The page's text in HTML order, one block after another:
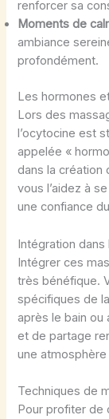
renforcer sa
Moments de
ambiance
profondément.
Les hormones
Lors des
l’ocytocine est
appelée «
dans la création
vous l’aidez à
une confiance
Intégration
Intégrer ces
très bénéfique.
spécifiques de
après le bain ou
et de partage
une
Techniques de
Pour profiter de